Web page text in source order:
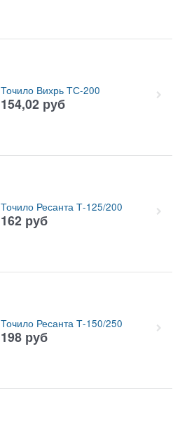
Точило Вихрь ТС-200
154,02 руб
Точило Ресанта Т-125/200
162 руб
Точило Ресанта Т-150/250
198 руб